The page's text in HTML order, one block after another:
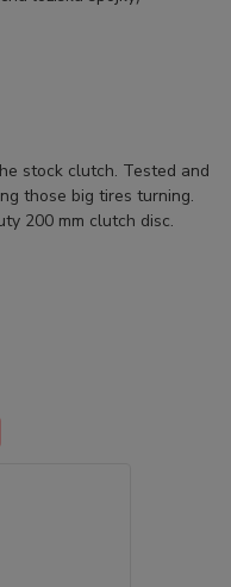
stock clutch. Tested and
those big tires turning.
200 mm clutch disc.